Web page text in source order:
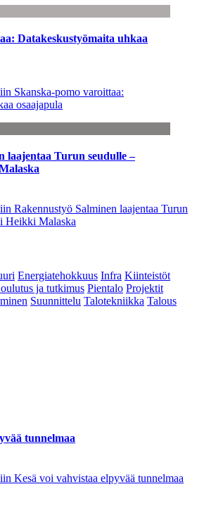
Datakeskustyömaita uhkaa
Skanska-pomo varoittaa:
osaajapula
laajentaa Turun seudulle –
Rakennustyö Salminen laajentaa Turun
Heikki Malaska
Energiatehokkuus Infra Kiinteistöt
ja tutkimus Pientalo Projektit
Suunnittelu Talotekniikka Talous
tunnelmaa
Kesä voi vahvistaa elpyvää tunnelmaa